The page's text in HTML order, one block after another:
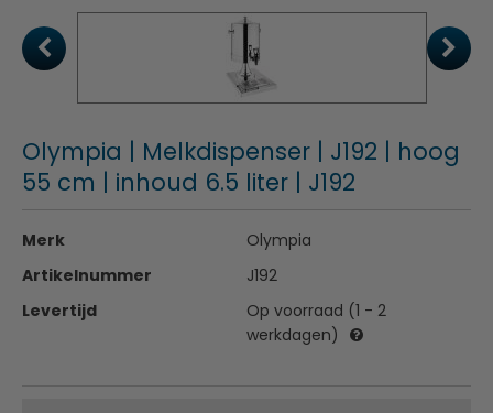
Olympia | Melkdispenser | J192 | hoog
55 cm | inhoud 6.5 liter | J192
Merk
Olympia
Artikelnummer
J192
Levertijd
Op voorraad (1 - 2
werkdagen)